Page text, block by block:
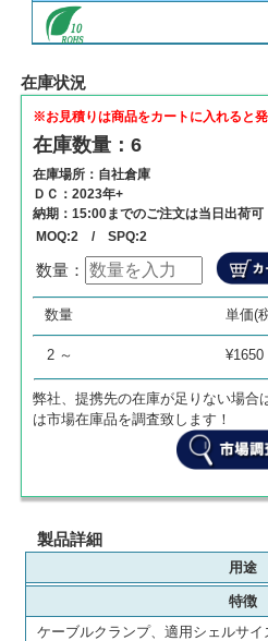
在庫状況
※お見積りは商品をカートに入れると
在庫数量：6
在庫場所：自社倉庫
ＤＣ：2023年+
納期：15:00までのご注文は当日出荷可
MOQ:2 / SPQ:2
数量：
数量 単価
0
数量 単価(
2 ～ ¥1650
弊社、提携先の在庫が足りない場合
は市場在庫品を調査致します！
製品詳細
用途
特徴
ケーブルクランプ、適用シェルサイ